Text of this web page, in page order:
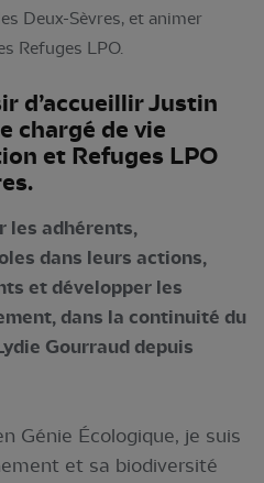
Deux-Sèvres, et animer
Refuges LPO.
d’accueillir Justin
chargé de vie
et Refuges LPO
les adhérents,
dans leurs actions,
et développer les
dans la continuité du
Gourraud depuis
Génie Écologique, je suis
et sa biodiversité